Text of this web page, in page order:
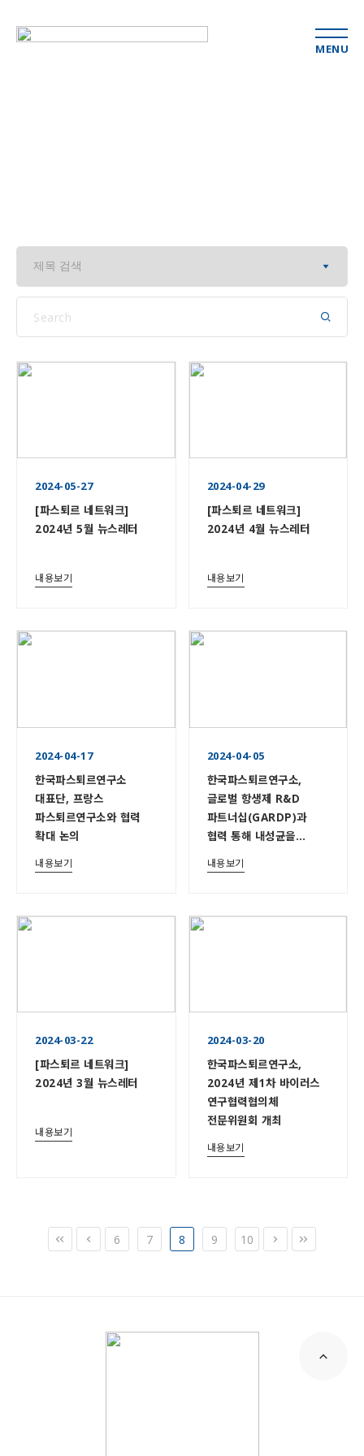
MENU
2024-05-27
[파스퇴르 네트워크]
2024년 5월 뉴스레터
내용보기
2024-04-29
[파스퇴르 네트워크]
2024년 4월 뉴스레터
내용보기
2024-04-17
한국파스퇴르연구소
대표단, 프랑스
파스퇴르연구소와 협력
확대 논의
내용보기
2024-04-05
한국파스퇴르연구소,
글로벌 항생제 R&D
파트너십(GARDP)과
협력 통해 내성균을
효과적으로 억제하는 신규
항생제 후보물질 발굴
내용보기
2024-03-22
[파스퇴르 네트워크]
2024년 3월 뉴스레터
내용보기
2024-03-20
한국파스퇴르연구소,
2024년 제1차 바이러스
연구협력협의체
전문위원회 개최
내용보기
6 7 8 9 10